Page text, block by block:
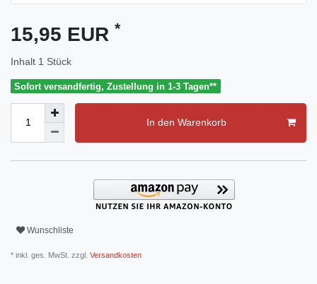
15,95 EUR *
Inhalt 1 Stück
Sofort versandfertig, Zustellung in 1-3 Tagen**
In den Warenkorb
Wunschliste
* inkl. ges. MwSt. zzgl. Versandkosten